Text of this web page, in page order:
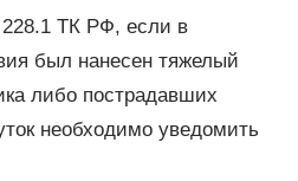
228.1 ТК РФ, если в
был нанесен тяжелый
либо пострадавших
необходимо уведомить